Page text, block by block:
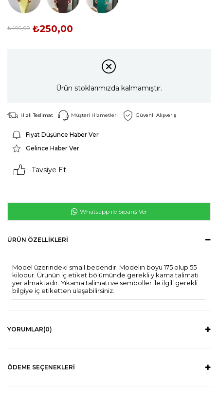
₺499,99 ₺250,00
Ürün stoklarımızda kalmamıştır.
Hızlı Teslimat Müşteri Hizmetleri Güvenli Alışveriş
Fiyat Düşünce Haber Ver
Gelince Haber Ver
Tavsiye Et
Whatsapp ile Sipariş Ver
ÜRÜN ÖZELLIKLERI
Model üzerindeki small bedendir. Modelin boyu 175 olup 55
kilodur. Ürünün iç etiket bölümünde gerekli yıkama talimatı
yer almaktadır. Yıkama talimatı ve semboller ile ilgili gerekli
bilgiye iç etiketten ulaşabilirsiniz.
YORUMLAR(0)
ÖDEME SEÇENEKLERI